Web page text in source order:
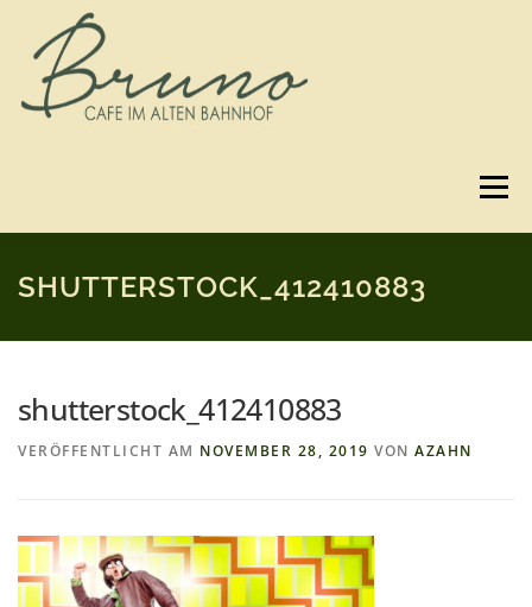
springen
Menü
SPEISEKARTE GUTSCHEINE BILDER
IMPRESSUM & DATENSCHUTZ
SHUTTERSTOCK_412410883
shutterstock_412410883
VERÖFFENTLICHT AM NOVEMBER 28, 2019 VON AZAHN